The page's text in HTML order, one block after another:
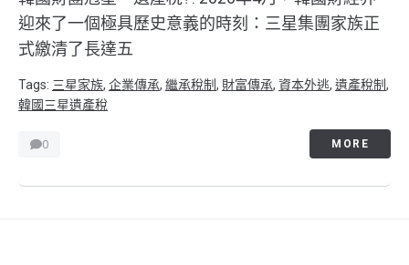
迎來了一個極具歷史意義的時刻：三星集團家族正
式繳清了長達五
Tags: 三星家族, 企業傳承, 繼承稅制, 財富傳承, 資本外逃, 遺產稅制,
韓國三星遺產稅
0 MORE